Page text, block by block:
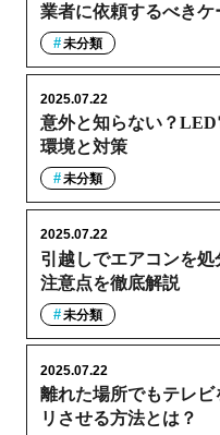
業者に依頼するべきケ
未分類
意外と知らない？
環境と対策
2025.07.22
未分類
引越しでエアコンを
注意点を徹底解説
2025.07.22
未分類
離れた場所でもテレ
リさせる方法とは？
2025.07.22